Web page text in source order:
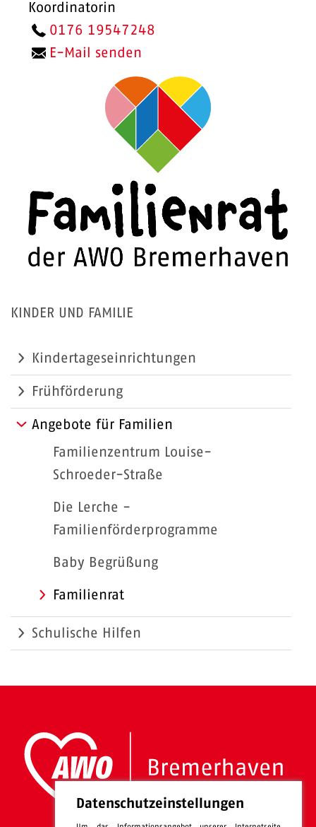
Koordinatorin
0176 19547248
E-Mail senden
KINDER UND FAMILIE
Kindertageseinrichtungen
Frühförderung
Angebote für Familien
Familienzentrum Louise-
Schroeder-Straße
Die Lerche -
Familienförderprogramme
Baby Begrüßung
Familienrat
Schulische Hilfen
Datenschutzeinstellungen